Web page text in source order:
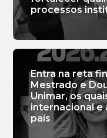
processos
Entra na reta
Mestrado e
Unimar, os
internacional e
país